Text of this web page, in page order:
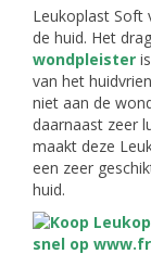
Leukoplast Soft
de huid. Het
wondpleister
van het
niet aan de
daarnaast zeer
maakt deze
een zeer
huid.